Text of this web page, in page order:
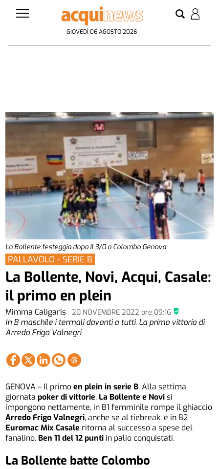
GIOVEDÌ 06 AGOSTO 2026
La Bollente festeggia dopo il 3/0 a Colombo Genova
Mimma Caligaris 20 NOVEMBRE 2022ore 09:16
PALLAVOLO - SERIE B
La Bollente, Novi, Acqui, Casale:
il primo en plein
In B maschile i termali davanti a tutti. La prima vittoria di
Arredo Frigo Valnegri
GENOVA – Il primoen plein in serie B. Alla settima
giornatapoker di vittorie, La Bollente e Novisi
impongono nettamente, in B1 femminile rompe il ghiaccio
Arredo Frigo Valnegri, anche se al tiebreak, e in B2
Euromac Mix Casale ritorna al successo a spese del
fanalino. Ben 11 del 12 punti in palio conquistati.
La Bollente batte Colombo